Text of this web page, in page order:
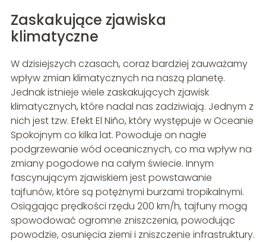
Zaskakujące zjawiska
klimatyczne
W dzisiejszych czasach, coraz bardziej zauważamy
wpływ zmian klimatycznych na naszą planetę.
Jednak istnieje wiele zaskakujących zjawisk
klimatycznych, które nadal nas zadziwiają. Jednym z
nich jest tzw. Efekt El Niño, który występuje w Oceanie
Spokojnym co kilka lat. Powoduje on nagłe
podgrzewanie wód oceanicznych, co ma wpływ na
zmiany pogodowe na całym świecie. Innym
fascynującym zjawiskiem jest powstawanie
tajfunów, które są potężnymi burzami tropikalnymi.
Osiągając prędkości rzędu 200 km/h, tajfuny mogą
spowodować ogromne zniszczenia, powodując
powodzie, osunięcia ziemi i zniszczenie infrastruktury.